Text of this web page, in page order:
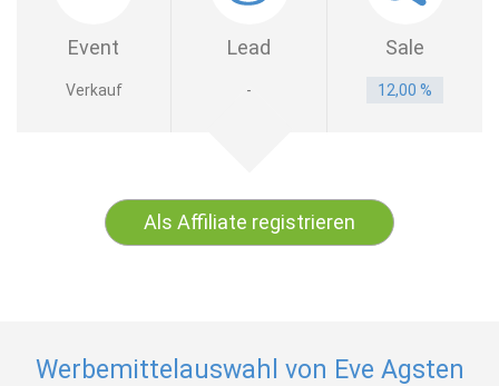
Event Lead Sale
Verkauf - 12,00 %
Als Affiliate registrieren
Werbemittelauswahl von Eve Agsten